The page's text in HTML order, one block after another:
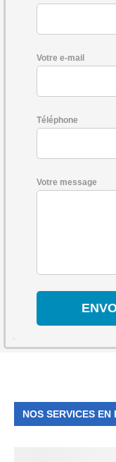
Votre e-mail
Téléphone
Votre message
NOS SERVICES